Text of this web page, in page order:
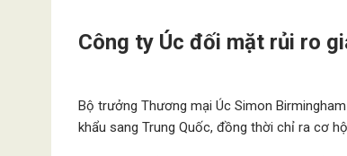
Công ty Úc đối mặt rủi ro
Bộ trưởng Thương mại Úc Simon
khẩu sang Trung Quốc, đồng thời chỉ ra cơ